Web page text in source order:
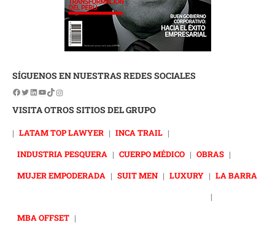
SÍGUENOS EN NUESTRAS REDES SOCIALES
VISITA OTROS SITIOS DEL GRUPO
| LATAM TOP LAWYER | INCA TRAIL |
INDUSTRIA PESQUERA | CUERPO MÉDICO | OBRAS |
MUJER EMPODERADA | SUIT MEN | LUXURY | LA BARRA
|
MBA OFFSET |